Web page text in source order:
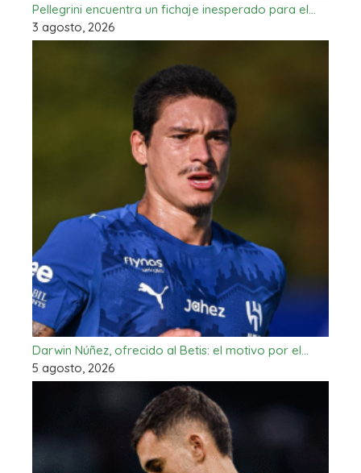
Pellegrini encuentra un fichaje inesperado para el…
3 agosto, 2026
Darwin Núñez, ofrecido al Betis: el motivo por el…
5 agosto, 2026